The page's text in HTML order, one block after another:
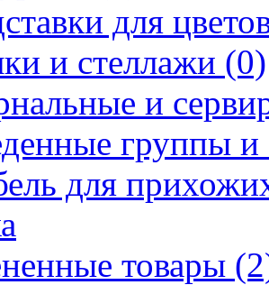
для
и стеллажи (0)
и
группы и
для
товары